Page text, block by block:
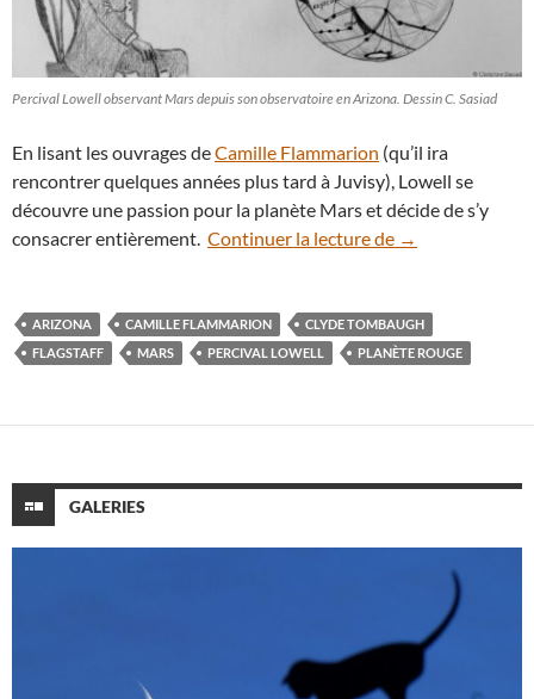
Percival Lowell observant Mars depuis son observatoire en Arizona. Dessin C. Sasiad
En lisant les ouvrages deCamille Flammarion (qu’il ira
rencontrer quelques années plus tard à Juvisy), Lowell se
découvre une passion pour la planète Mars et décide de s’y
consacrer entièrement. Continuer la lecture de Percival
→
ARIZONA CAMILLE FLAMMARION
CLYDE TOMBAUGH
FLAGSTAFF
MARS PERCIVAL LOWELL PLANÈTE ROUGE
GALERIES